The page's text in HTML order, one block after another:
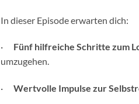
In dieser Episode erwarten dich:
· Fünf hilfreiche Schritte zum
umzugehen.
· Wertvolle Impulse zur